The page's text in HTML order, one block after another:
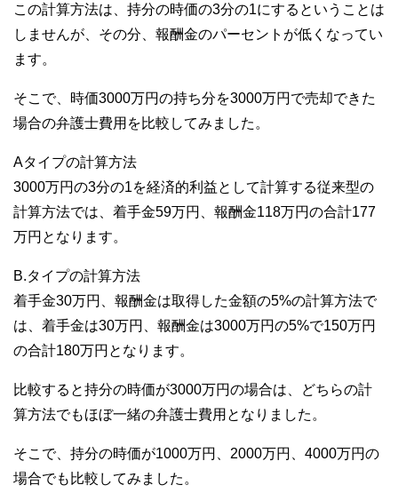
この計算方法は、持分の時価の3分の1にするということは
しませんが、その分、報酬金のパーセントが低くなってい
ます。
そこで、時価3000万円の持ち分を3000万円で売却できた
場合の弁護士費用を比較してみました。
Aタイプの計算方法
3000万円の3分の1を経済的利益として計算する従来型の
計算方法では、着手金59万円、報酬金118万円の合計177
万円となります。
B.タイプの計算方法
着手金30万円、報酬金は取得した金額の5%の計算方法で
は、着手金は30万円、報酬金は3000万円の5%で150万円
の合計180万円となります。
比較すると持分の時価が3000万円の場合は、どちらの計
算方法でもほぼ一緒の弁護士費用となりました。
そこで、持分の時価が1000万円、2000万円、4000万円の
場合でも比較してみました。